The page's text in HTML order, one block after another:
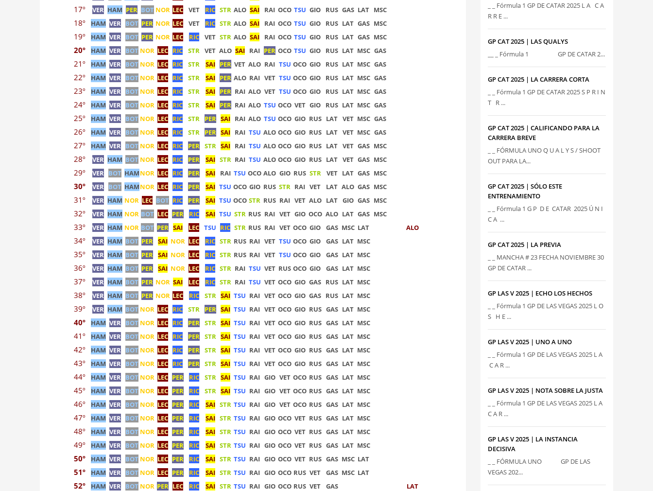
17º VER HAM PER BOT NOR LEC VET RIC STR ALO SAI RAI OCO TSU GIO RUS GAS LAT MSC
18º HAM VER BOT PER NOR LEC VET RIC STR ALO SAI RAI OCO TSU GIO RUS LAT GAS MSC
19º HAM VER BOT PER NOR LEC RIC VET STR ALO SAI RAI OCO TSU GIO RUS LAT GAS MSC
20º HAM VER BOT NOR LEC RIC STR VET ALO SAI RAI PER OCO TSU GIO RUS LAT MSC GAS
21º HAM VER BOT NOR LEC RIC STR SAI PER VET ALO RAI TSU OCO GIO RUS LAT MSC GAS
22º HAM VER BOT NOR LEC RIC STR SAI PER ALO RAI VET TSU OCO GIO RUS LAT MSC GAS
23º HAM VER BOT NOR LEC RIC STR SAI PER RAI ALO VET TSU OCO GIO RUS LAT MSC GAS
24º HAM VER BOT NOR LEC RIC STR SAI PER RAI ALO TSU OCO VET GIO RUS LAT MSC GAS
25º HAM VER BOT NOR LEC RIC STR PER SAI RAI ALO TSU OCO GIO RUS LAT VET MSC GAS
26º HAM VER BOT NOR LEC RIC STR PER SAI RAI TSU ALO OCO GIO RUS LAT VET MSC GAS
27º HAM VER BOT NOR LEC RIC PER STR SAI RAI TSU ALO OCO GIO RUS LAT VET GAS MSC
28º VER HAM BOT NOR LEC RIC PER SAI STR RAI TSU ALO OCO GIO RUS LAT VET GAS MSC
29º VER BOT HAMNOR LEC RIC PER SAI RAI TSU OCO ALO GIO RUS STR VET LAT GAS MSC
30º VER BOT HAMNOR LEC RIC PER SAI TSU OCO GIO RUS STR RAI VET LAT ALO GAS MSC
31º VER HAM NOR LEC BOT RIC PER SAI TSU OCO STR RUS RAI VET ALO LAT GIO GAS MSC
32º VER HAM NOR BOT LEC PER RIC SAI TSU STR RUS RAI VET GIO OCO ALO LAT GAS MSC
33º VER HAM NOR BOT PER SAI LEC TSU RIC STR RUS RAI VET OCO GIO GAS MSC LAT ALO
34º VER HAM BOT PER SAI NOR LEC RIC STR RUS RAI VET TSU OCO GIO GAS LAT MSC
35º VER HAM BOT PER SAI NOR LEC RIC STR RUS RAI VET TSU OCO GIO GAS LAT MSC
36º VER HAM BOT PER SAI NOR LEC RIC STR RAI TSU VET RUS OCO GIO GAS LAT MSC
37º VER HAM BOT PER NOR SAI LEC RIC STR RAI TSU VET OCO GIO GAS RUS LAT MSC
38º VER HAM BOT PER NOR LEC RIC STR SAI TSU RAI VET OCO GIO GAS RUS LAT MSC
39º VER HAM BOT NOR LEC RIC STR PER SAI TSU RAI VET OCO GIO RUS GAS LAT MSC
40º HAM VER BOT NOR LEC RIC PER STR SAI TSU RAI VET OCO GIO RUS GAS LAT MSC
41º HAM VER BOT NOR LEC RIC PER STR SAI TSU RAI VET OCO GIO RUS GAS LAT MSC
42º HAM VER BOT NOR LEC RIC PER STR SAI TSU RAI VET OCO GIO RUS GAS LAT MSC
43º HAM VER BOT NOR LEC RIC PER STR SAI TSU RAI VET OCO GIO RUS GAS LAT MSC
44º HAM VER BOT NOR LEC PER RIC STR SAI TSU RAI GIO VET OCO RUS GAS LAT MSC
45º HAM VER BOT NOR LEC PER RIC STR SAI TSU RAI GIO VET OCO RUS GAS LAT MSC
46º HAM VER BOT NOR LEC PER RIC SAI STR TSU RAI GIO VET OCO RUS GAS LAT MSC
47º HAM VER BOT NOR LEC PER RIC SAI STR TSU RAI GIO OCO VET RUS GAS LAT MSC
48º HAM VER BOT NOR LEC PER RIC SAI STR TSU RAI GIO OCO VET RUS GAS LAT MSC
49º HAM VER BOT NOR LEC PER RIC SAI STR TSU RAI GIO OCO VET RUS GAS LAT MSC
50º HAM VER BOT NOR LEC PER RIC SAI STR TSU RAI GIO OCO VET RUS GAS MSC LAT
51º HAM VER BOT NOR LEC PER RIC SAI STR TSU RAI GIO OCO RUS VET GAS MSC LAT
52º HAM VER BOT NOR PER LEC RIC SAI STR TSU RAI GIO OCO RUS VET GAS LAT
_ _ Fórmula 1 GP DE CATAR 2025 L A C A
R R E ...
GP CAT 2025 | LAS QUALYS
__ _ Fórmula 1 GP DE CATAR 2...
GP CAT 2025 | LA CARRERA CORTA
_ _ Fórmula 1 GP DE CATAR 2025 S P R I N
T R ...
GP CAT 2025 | CALIFICANDO PARA LA
CARRERA BREVE
_ _ FÓRMULA UNO Q U A L Y S / SHOOT
OUT PARA LA...
GP CAT 2025 | SÓLO ESTE
ENTRENAMIENTO
_ _ Fórmula 1 G P D E CATAR 2025 Ú N I
C A ...
GP CAT 2025 | LA PREVIA
_ _ MANCHA # 23 FECHA NOVIEMBRE 30
GP DE CATAR ...
GP LAS V 2025 | ECHO LOS HECHOS
_ _ Fórmula 1 GP DE LAS VEGAS 2025 L O
S H E ...
GP LAS V 2025 | UNO A UNO
_ _ Fórmula 1 GP DE LAS VEGAS 2025 L A
C A R ...
GP LAS V 2025 | NOTA SOBRE LA JUSTA
_ _ Fórmula 1 GP DE LAS VEGAS 2025 L A
C A R ...
GP LAS V 2025 | LA INSTANCIA
DECISIVA
_ _ FÓRMULA UNO GP DE LAS
VEGAS 202...